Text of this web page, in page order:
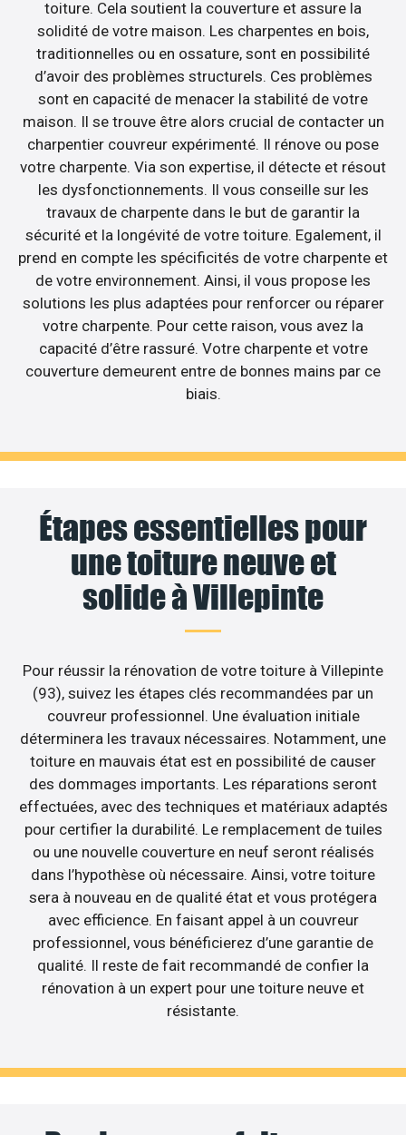
toiture. Cela soutient la couverture et assure la
solidité de votre maison. Les charpentes en bois,
traditionnelles ou en ossature, sont en possibilité
d’avoir des problèmes structurels. Ces problèmes
sont en capacité de menacer la stabilité de votre
maison. Il se trouve être alors crucial de contacter un
charpentier couvreur expérimenté. Il rénove ou pose
votre charpente. Via son expertise, il détecte et résout
les dysfonctionnements. Il vous conseille sur les
travaux de charpente dans le but de garantir la
sécurité et la longévité de votre toiture. Egalement, il
prend en compte les spécificités de votre charpente et
de votre environnement. Ainsi, il vous propose les
solutions les plus adaptées pour renforcer ou réparer
votre charpente. Pour cette raison, vous avez la
capacité d’être rassuré. Votre charpente et votre
couverture demeurent entre de bonnes mains par ce
biais.
Étapes essentielles pour
une toiture neuve et
solide à Villepinte
Pour réussir la rénovation de votre toiture à Villepinte
(93), suivez les étapes clés recommandées par un
couvreur professionnel. Une évaluation initiale
déterminera les travaux nécessaires. Notamment, une
toiture en mauvais état est en possibilité de causer
des dommages importants. Les réparations seront
effectuées, avec des techniques et matériaux adaptés
pour certifier la durabilité. Le remplacement de tuiles
ou une nouvelle couverture en neuf seront réalisés
dans l’hypothèse où nécessaire. Ainsi, votre toiture
sera à nouveau en de qualité état et vous protégera
avec efficience. En faisant appel à un couvreur
professionnel, vous bénéficierez d’une garantie de
qualité. Il reste de fait recommandé de confier la
rénovation à un expert pour une toiture neuve et
résistante.